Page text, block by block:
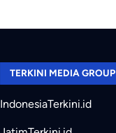
TERKINI MEDIA GROUP
IndonesiaTerkini.id